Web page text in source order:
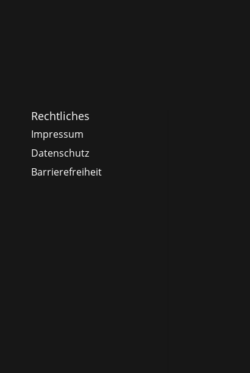
Rechtliches
Impressum
Datenschutz
Barrierefreiheit